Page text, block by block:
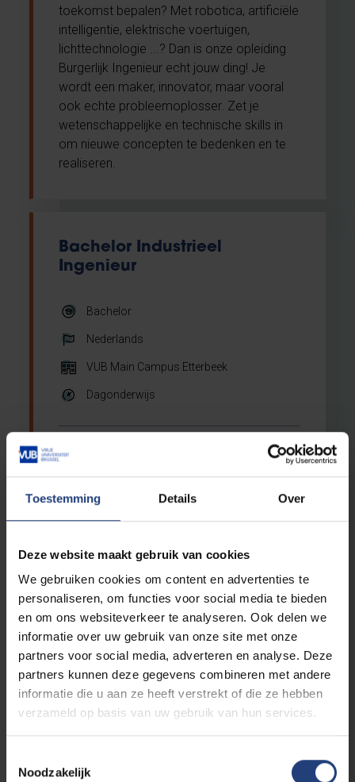
Toestemming Details Over
Deze website maakt gebruik van cookies
We gebruiken cookies om content en advertenties te
personaliseren, om functies voor social media te bieden
en om ons websiteverkeer te analyseren. Ook delen we
informatie over uw gebruik van onze site met onze
partners voor social media, adverteren en analyse. Deze
partners kunnen deze gegevens combineren met andere
informatie die u aan ze heeft verstrekt of die ze hebben
verzameld op basis van uw gebruik van hun services.
Noodzakelijk
toekomst bepalen? Met robotica, artificiële
intelligentie, elektrische voertuigen,
lichttechnologie ...? Dan is onze opleiding
Burgerlijk Ingenieur echt jouw ding! Je
wordt een maker, innovator, maar vooral
ook echte probleemoplosser. Zet je
wetenschappelijke en technische skills in
om nieuwe concepten te bedenken en te
realiseren.
Bachelor Industrieel
Ingenieur
Bachelor
Nederlands
VUB Main Campus Etterbeek
Dagonderwijs
techniek? Vraag je je altijd af hoe de dingen
steek je graag je handen uit de mouwen
om je eigen ideeën te realiseren? Dan is de
ding. Sleutel in ons FabLab aan je robot,
elektrische racekart, vliegtuig op zonne-
energie en andere creaties en zet de
theorie meteen om in de praktijk!
ingenieurswetenschappen
Bachelor